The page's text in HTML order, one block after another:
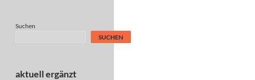
Suchen
SUCHEN
aktuell ergänzt